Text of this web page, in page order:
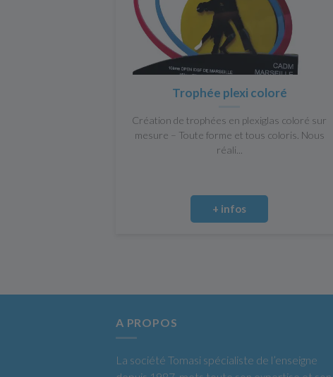
Trophée plexi coloré
Création de trophées en plexiglas coloré sur
mesure – Toute forme et tous coloris. Nous
réali...
+ infos
A PROPOS
La société Tomasi spécialiste de l’enseigne